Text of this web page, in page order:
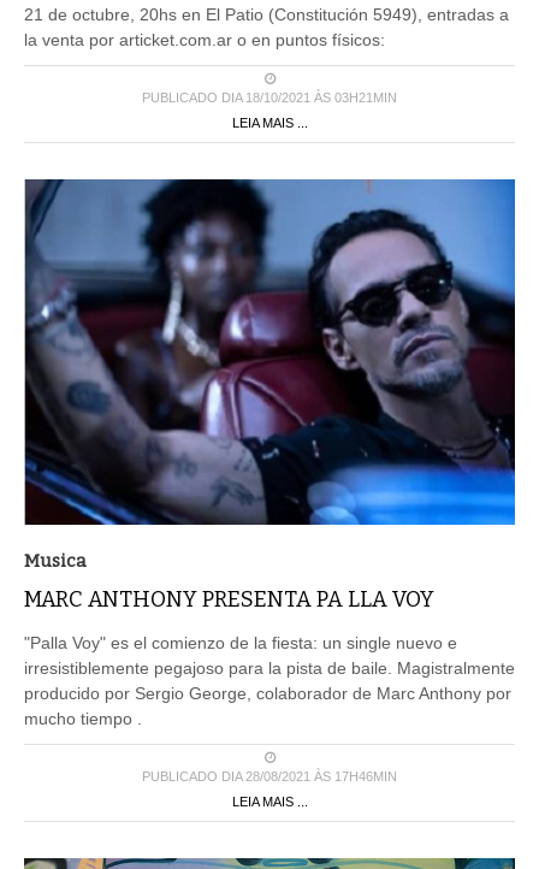
21 de octubre, 20hs en El Patio (Constitución 5949), entradas a
la venta por articket.com.ar o en puntos físicos:
PUBLICADO DIA 18/10/2021 ÀS 03H21MIN
LEIA MAIS ...
Musica
MARC ANTHONY PRESENTA PA LLA VOY
"Palla Voy" es el comienzo de la fiesta: un single nuevo e
irresistiblemente pegajoso para la pista de baile. Magistralmente
producido por Sergio George, colaborador de Marc Anthony por
mucho tiempo .
PUBLICADO DIA 28/08/2021 ÀS 17H46MIN
LEIA MAIS ...